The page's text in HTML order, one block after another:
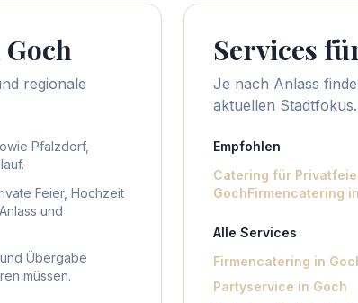
Goch
regionale
Pfalzdorf,
Feier, Hochzeit
und
Übergabe
müssen.
Services
Je nach Anlass
aktuellen Stadtfokus.
Empfohlen
Catering für
GochFirmencatering
Alle Services
Firmencatering in
Partyservice in Goch